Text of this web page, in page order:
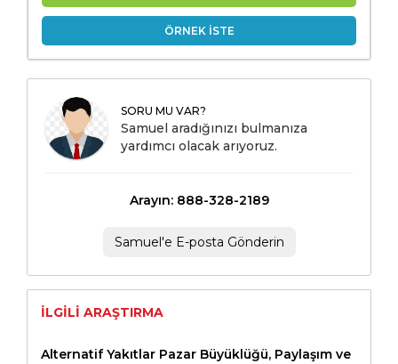
ÖRNEK İSTE
SORU MU VAR?
Samuel aradığınızı bulmanıza
yardımcı olacak arıyoruz.
Arayın: 888-328-2189
Samuel'e E-posta Gönderin
İLGILI ARAŞTIRMA
Alternatif Yakıtlar Pazar Büyüklüğü, Paylaşım ve